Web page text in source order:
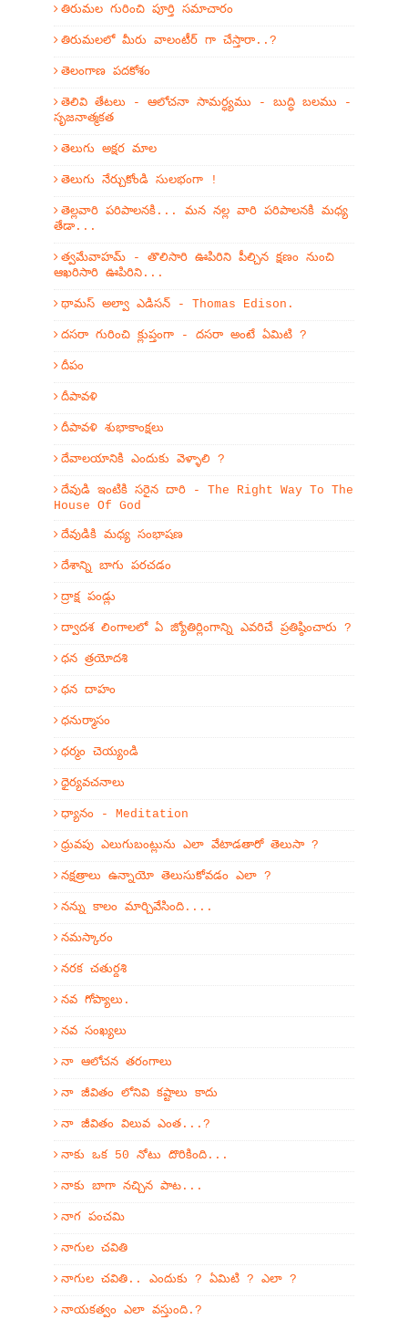
తిరుమల గురించి పూర్తి సమాచారం
తిరుమలలో మీరు వాలంటీర్ గా చేస్తారా..?
తెలంగాణ పదకోశం
తెలివి తేటలు - ఆలోచనా సామర్ధ్యము - బుద్ధి బలము -
సృజనాత్మకత
తెలుగు అక్షర మాల
తెలుగు నేర్చుకోండి సులభంగా !
తెల్లవారి పరిపాలనకి... మన నల్ల వారి పరిపాలనకి మధ్య
తేడా...
త్వమేవాహమ్‌ - తొలిసారి ఊపిరిని పీల్చిన క్షణం నుంచి
ఆఖరిసారి ఊపిరిని...
థామస్ అల్వా ఎడిసన్ - Thomas Edison.
దసరా గురించి క్లుప్తంగా - దసరా అంటే ఏమిటి ?
దీపం
దీపావళి
దీపావళి శుభాకాంక్షలు
దేవాలయానికి ఎందుకు వెళ్ళాలి ?
దేవుడి ఇంటికి సరైన దారి - The Right Way To The
House Of God
దేవుడికి మధ్య సంభాషణ
దేశాన్ని బాగు పరచడం
ద్రాక్ష పండ్లు
ద్వాదశ లింగాలలో ఏ జ్యోతిర్లింగాన్ని ఎవరిచే ప్రతిష్ఠించారు ?
ధన త్రయోదశి
ధన దాహం
ధనుర్మాసం
ధర్మం చెయ్యండి
ధైర్యవచనాలు
ధ్యానం - Meditation
ధ్రువపు ఎలుగుబంట్లును ఎలా వేటాడతారో తెలుసా ?
నక్షత్రాలు ఉన్నాయో తెలుసుకోవడం ఎలా ?
నన్ను కాలం మార్చివేసింది....
నమస్కారం
నరక చతుర్దశి
నవ గోప్యాలు.
నవ సంఖ్యలు
నా ఆలోచన తరంగాలు
నా జీవితం లోనివి కష్టాలు కాదు
నా జీవితం విలువ ఎంత...?
నాకు ఒక 50 నోటు దొరికింది...
నాకు బాగా నచ్చిన పాట...
నాగ పంచమి
నాగుల చవితి
నాగుల చవితి.. ఎందుకు ? ఏమిటి ? ఎలా ?
నాయకత్వం ఎలా వస్తుంది.?